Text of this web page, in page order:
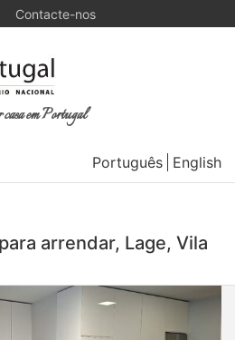
Contacte-nos
em Portugal
Português English
arrendar, Lage, Vila